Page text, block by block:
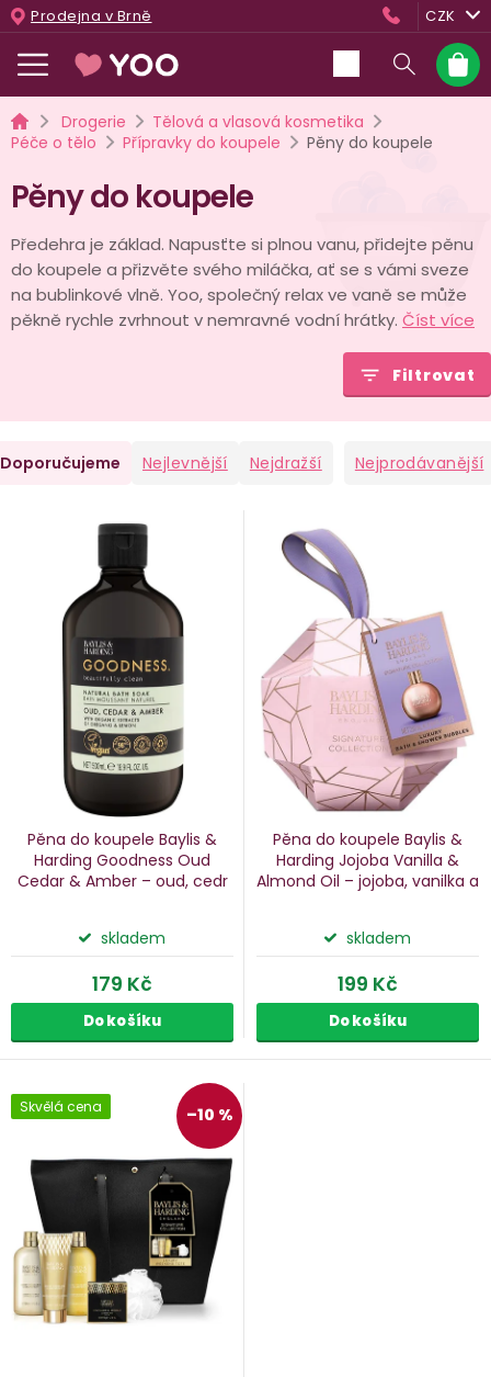
Přejít
na
obsah
Prodejna v Brně CZK
košík
DomůDrogerie
Tělová a vlasová kosmetika
Péče o tělo
Přípravky do koupele Pěny do koupele
Pěny do koupele
Předehra je základ. Napusťte si plnou vanu, přidejte pěnu
do koupele a přizvěte svého miláčka, ať se s vámi sveze
na bublinkové vlně. Yoo, společný relax ve vaně se může
pěkně rychle zvrhnout v nemravné vodní hrátky. Číst více
Filtrovat
Doporučujeme Nejlevnější Nejdražší Nejprodávanější
Pěna do koupele Baylis &
Harding Goodness Oud
Cedar & Amber – oud, cedr
skladem
179 Kč
Do košíku
Pěna do koupele Baylis &
Harding Jojoba Vanilla &
Almond Oil – jojoba, vanilka a
skladem
199 Kč
Do košíku
Skvělá cena –10 %